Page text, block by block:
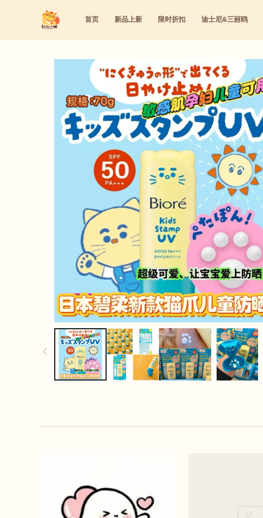
三丽鸥
水乳&精华&眼霜&面霜
防晒&隔离&妆前乳
美容仪&美容工具&美妆道具
面膜&眼膜
内服保养
眼线&腮红&眼影&遮瑕&睫毛膏&口红
洗护&身体护理&女性护理
首页 新品上新 限时折扣 迪士尼&三丽鸥
三丽鸥
水乳&精华&眼霜&面霜
防晒&隔离&妆前乳
美容仪&美容工具&美妆道具
面膜&眼膜
内服保养
眼线&腮红&眼影&遮瑕&睫毛膏&口红
洗护&身体护理&女性护理